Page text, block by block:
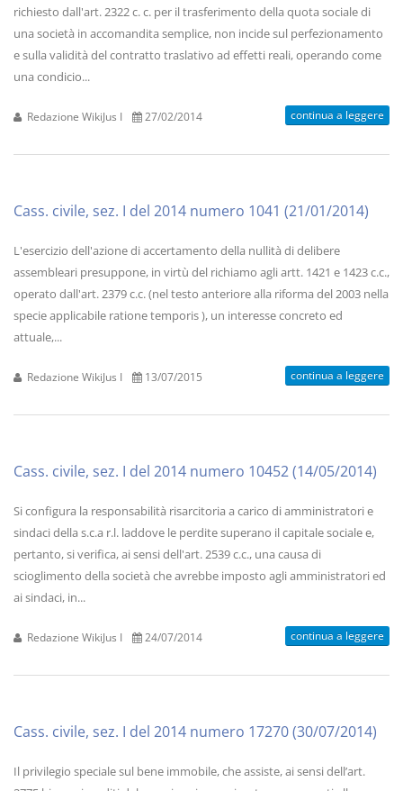
richiesto dall'art. 2322 c. c. per il trasferimento della quota sociale di
una società in accomandita semplice, non incide sul perfezionamento
e sulla validità del contratto traslativo ad effetti reali, operando come
una condicio...
Redazione WikiJus I 27/02/2014 continua a leggere
Cass. civile, sez. I del 2014 numero 1041 (21/01/2014)
L'esercizio dell'azione di accertamento della nullità di delibere
assembleari presuppone, in virtù del richiamo agli artt. 1421 e 1423 c.c.,
operato dall'art. 2379 c.c. (nel testo anteriore alla riforma del 2003 nella
specie applicabile ratione temporis ), un interesse concreto ed
attuale,...
Redazione WikiJus I 13/07/2015 continua a leggere
Cass. civile, sez. I del 2014 numero 10452 (14/05/2014)
Si configura la responsabilità risarcitoria a carico di amministratori e
sindaci della s.c.a r.l. laddove le perdite superano il capitale sociale e,
pertanto, si verifica, ai sensi dell'art. 2539 c.c., una causa di
scioglimento della società che avrebbe imposto agli amministratori ed
ai sindaci, in...
Redazione WikiJus I 24/07/2014 continua a leggere
Cass. civile, sez. I del 2014 numero 17270 (30/07/2014)
Il privilegio speciale sul bene immobile, che assiste, ai sensi dell’art.